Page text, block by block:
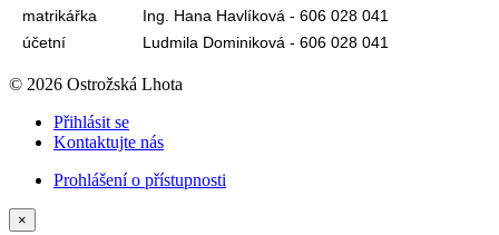
matrikářka
Ing. Hana Havlíková - 606 028 041
účetní
Ludmila Dominiková - 606 028 041
© 2026 Ostrožská Lhota
Přihlásit se
Kontaktujte nás
Prohlášení o přístupnosti
×